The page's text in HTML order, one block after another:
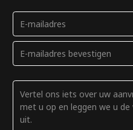
E-
mail
(Verplicht)
Voer
e-
ine-
mailadres
Opmerkingen
(Verplicht)